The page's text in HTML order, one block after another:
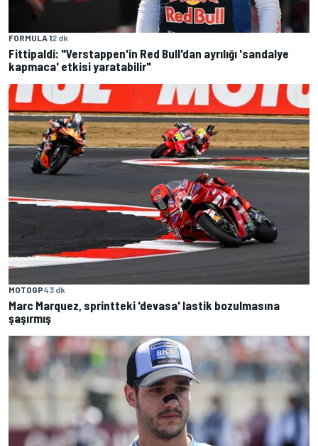
FORMULA 12 dk
Fittipaldi: "Verstappen'in Red Bull'dan ayrılığı 'sandalye
kapmaca' etkisi yaratabilir"
MOTOGP43 dk
Marc Marquez, sprintteki 'devasa' lastik bozulmasına
şaşırmış